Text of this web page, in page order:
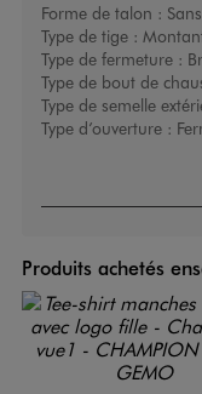
Forme de talon :
Type de tige :
Type de fermeture :
Type de bout de
Type de semelle
Type d’ouverture :
Produits achetés